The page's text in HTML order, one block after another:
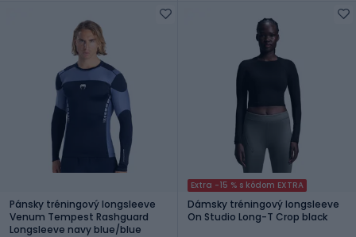
Pánsky tréningový longsleeve
Venum Tempest Rashguard
Longsleeve navy blue/blue
Extra -15 % s kódom EXTRA
Dámsky tréningový longsleeve
On Studio Long-T Crop black